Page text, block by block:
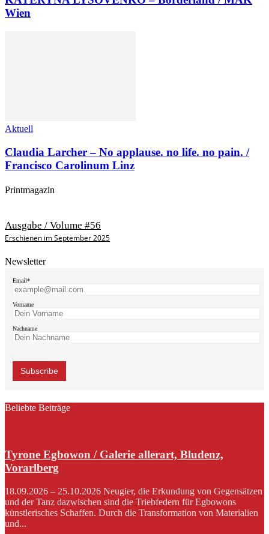
Wien
Aktuell
Claudia Larcher – No applause. no life. no pain. /
Francisco Carolinum Linz
Printmagazin
Ausgabe / Volume #56
Erschienen im September 2025
Newsletter
Email*
Vorname
Nachname
Beliebte Beiträge
Tyrone Egbowon / Galerie allerart, Bludenz,
Vorarlberg
18.09.2026 – 25.10.2026 Neugier, die Erkundung von Gegensätzen
und der Tanz dazwischen sind die Triebfedern für Egbowons
künstlerisches Schaffen. Durch die Transformation von Materialien
und...